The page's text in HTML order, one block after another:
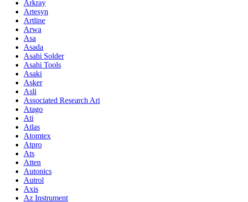
Arkray
Artesyn
Artline
Arwa
Asa
Asada
Asahi Solder
Asahi Tools
Asaki
Asker
Asli
Associated Research Ari
Atago
Ati
Atlas
Atomtex
Atpro
Ats
Atten
Autonics
Autrol
Axis
Az Instrument